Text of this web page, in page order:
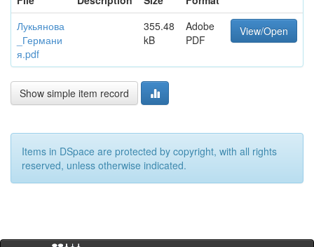
Лукьянова
_Германи
я.pdf
355.48
kB
Adobe
PDF
View/Open
Show simple item record
Items in DSpace are protected by copyright, with all rights
reserved, unless otherwise indicated.